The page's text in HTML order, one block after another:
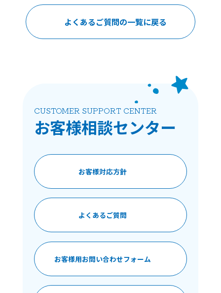
よくあるご質問の一覧に戻る
CUSTOMER SUPPORT CENTER
お客様相談センター
お客様対応方針
よくあるご質問
お客様用お問い合わせフォーム